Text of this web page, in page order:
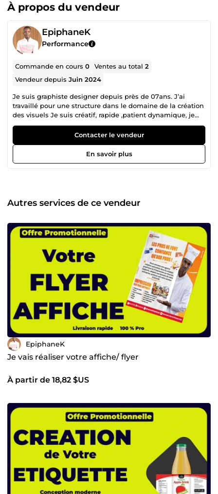
À propos du vendeur
EpiphaneK
Performance
Commande en cours0 Ventes au total2
Vendeur depuisJuin 2024
Je suis graphiste designer depuis près de 07ans. J’ai
travaillé pour une structure dans le domaine de la création
des visuels Je suis créatif, rapide ,patient dynamique, je
sais écouter et je satisfais toujours mes clients, je respecte
vous satisfaire peu importe votre préoccupation. Créer de
jolie visuels ma passion
Contacter le vendeur
En savoir plus
Autres services de ce vendeur
EpiphaneK
Je vais réaliser votre affiche/ flyer
À partir de 18,82 $US